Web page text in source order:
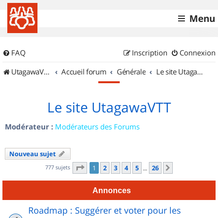
Menu
FAQ Connexion
Inscription
UtagawaVTT (Randos VTT et VTTAE avec traces GPS)
Accueil forum Générale Le site UtagawaVTT
Le site UtagawaVTT
Modérateur : Modérateurs des Forums
Nouveau sujet
777 sujets Page 1sur
1 2 3 4 5 … 26
Annonces
Roadmap : Suggérer et voter pour les